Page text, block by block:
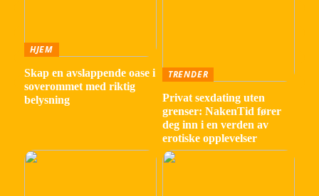
HJEM
Skap en avslappende oase i
soverommet med riktig
belysning
TRENDER
Privat sexdating uten
grenser: NakenTid fører
deg inn i en verden av
erotiske opplevelser